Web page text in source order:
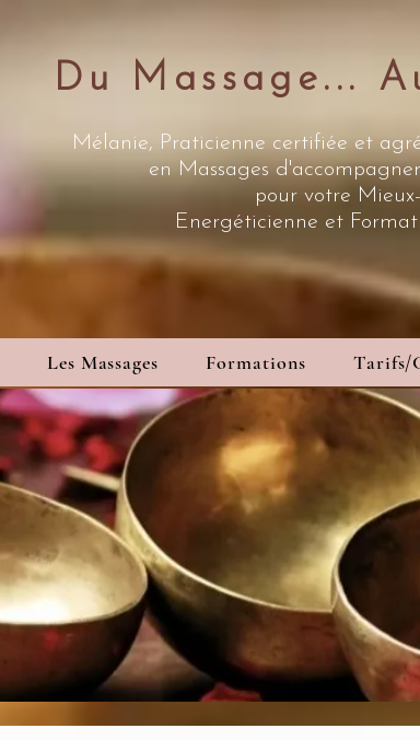
Du Massage...
Mélanie, Praticienne certifiée et
en Massages
pour votre
Energéticienne et
Les Massages Formations Tarifs/